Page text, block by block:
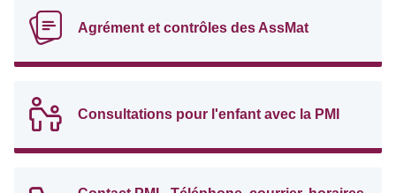
Agrément et contrôles des AssMat
Consultations pour l'enfant avec la PMI